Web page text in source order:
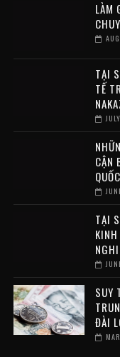
LÀM
TẠI
TẾ
CẬN
TẠI
SUY
ĐÀI